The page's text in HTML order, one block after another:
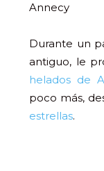
Annecy
Durante un
antiguo, le
helados de
poco más,
estrellas.